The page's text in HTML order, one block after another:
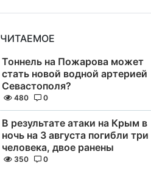
ЧИТАЕМОЕ
Тоннель на Пожарова может
стать новой водной артерией
Севастополя?
480 0
В результате атаки на Крым в
ночь на 3 августа погибли три
человека, двое ранены
350 0